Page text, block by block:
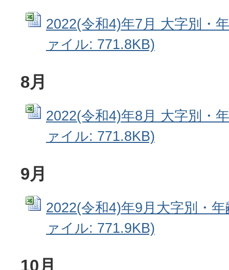
2022(令和4)年7月 大字別・
ァイル: 771.8KB)
8月
2022(令和4)年8月 大字別・
ァイル: 771.8KB)
9月
2022(令和4)年9月大字別・
ァイル: 771.9KB)
10月